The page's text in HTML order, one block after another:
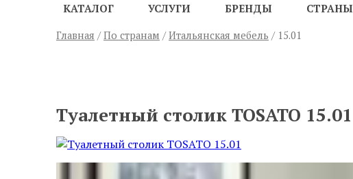
КАТАЛОГ УСЛУГИ БРЕНДЫ СТРАНЫ
Главная /По странам /Итальянская мебель / 15.01
Туалетный столик TOSATO 15.01